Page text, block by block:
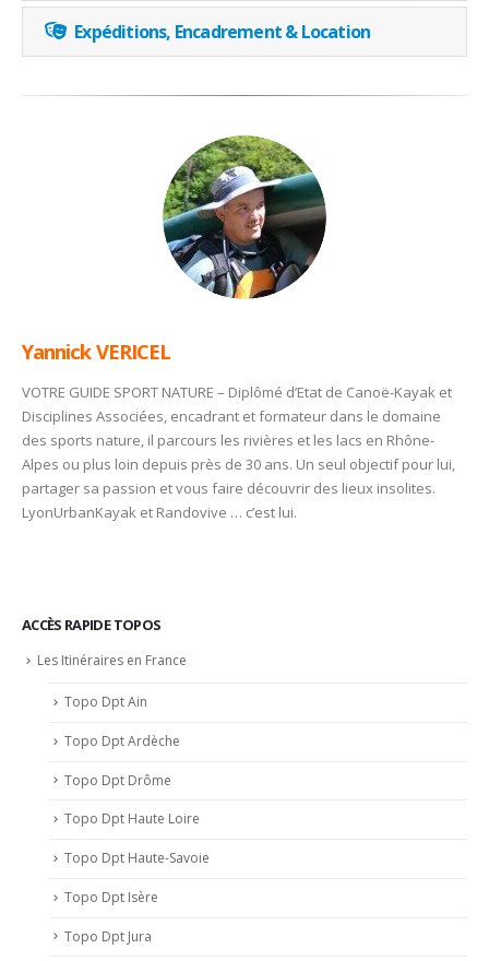
Expéditions, Encadrement & Location
Yannick VERICEL
VOTRE GUIDE SPORT NATURE – Diplômé d’Etat de Canoë-Kayak et
Disciplines Associées, encadrant et formateur dans le domaine
des sports nature, il parcours les rivières et les lacs en Rhône-
Alpes ou plus loin depuis près de 30 ans. Un seul objectif pour lui,
partager sa passion et vous faire découvrir des lieux insolites.
LyonUrbanKayak et Randovive … c’est lui.
ACCÈS RAPIDE TOPOS
Les Itinéraires en France
Topo Dpt Ain
Topo Dpt Ardèche
Topo Dpt Drôme
Topo Dpt Haute Loire
Topo Dpt Haute-Savoie
Topo Dpt Isère
Topo Dpt Jura